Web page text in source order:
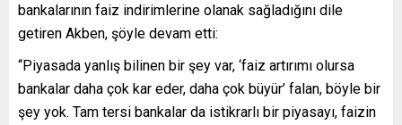
bankalarının faiz indirimlerine olanak sağladığını dile
getiren Akben, şöyle devam etti:
“Piyasada yanlış bilinen bir şey var, ‘faiz artırımı olursa
bankalar daha çok kar eder, daha çok büyür’ falan, böyle bir
şey yok. Tam tersi bankalar da istikrarlı bir piyasayı, faizin